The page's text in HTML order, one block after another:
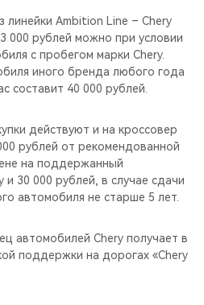
линейки Ambition Line – Chery
000 рублей можно при условии
с пробегом марки Chery.
иного бренда любого года
составит 40 000 рублей.
действуют и на кроссовер
рублей от рекомендованной
на поддержанный
30 000 рублей, в случае сдачи
автомобиля не старше 5 лет.
автомобилей Chery получает в
поддержки на дорогах «Chery